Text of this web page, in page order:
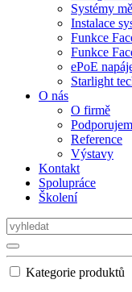
Systémy
Instalace
Funkce
Funkce
ePoE
Starlight
O nás
O firmě
Reference
Výstavy
Kontakt
Spolupráce
Školení
Kategorie produktů